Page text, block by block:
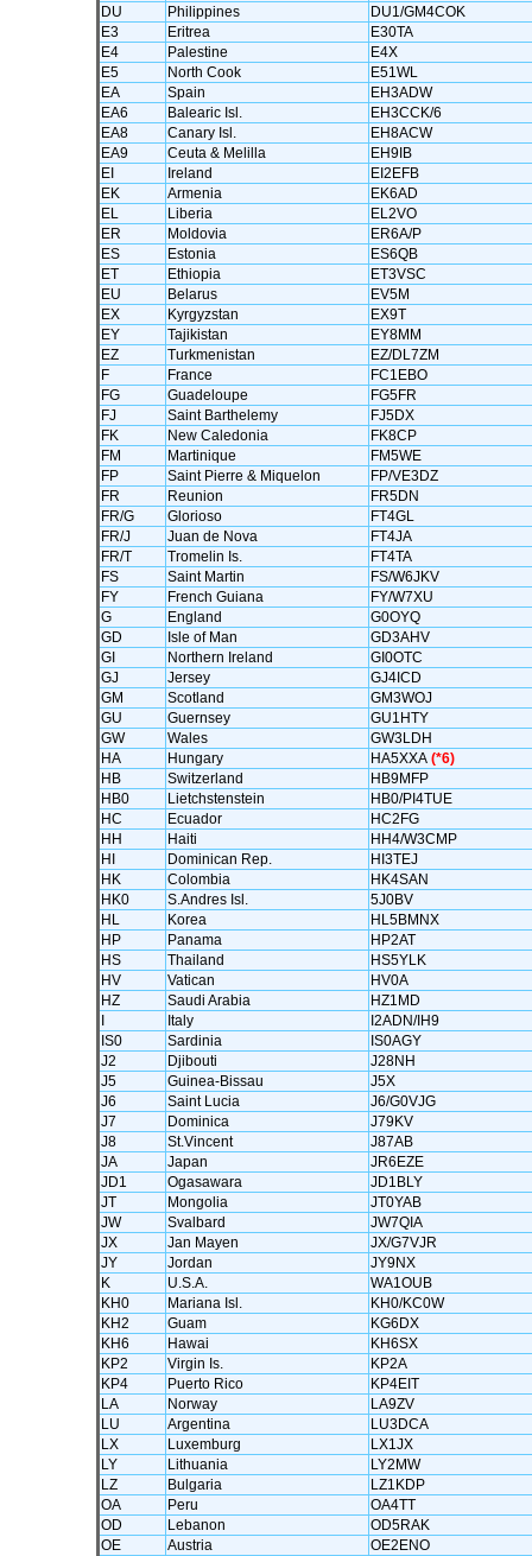
DU
Philippines
DU1/GM4COK
E3
Eritrea
E30TA
E4
Palestine
E4X
E5
North Cook
E51WL
EA
Spain
EH3ADW
EA6
Balearic Isl.
EH3CCK/6
EA8
Canary Isl.
EH8ACW
EA9
Ceuta & Melilla
EH9IB
EI
Ireland
EI2EFB
EK
Armenia
EK6AD
EL
Liberia
EL2VO
ER
Moldovia
ER6A/P
ES
Estonia
ES6QB
ET
Ethiopia
ET3VSC
EU
Belarus
EV5M
EX
Kyrgyzstan
EX9T
EY
Tajikistan
EY8MM
EZ
Turkmenistan
EZ/DL7ZM
F
France
FC1EBO
FG
Guadeloupe
FG5FR
FJ
Saint Barthelemy
FJ5DX
FK
New Caledonia
FK8CP
FM
Martinique
FM5WE
FP
Saint Pierre & Miquelon
FP/VE3DZ
FR
Reunion
FR5DN
FR/G
Glorioso
FT4GL
FR/J
Juan de Nova
FT4JA
FR/T
Tromelin Is.
FT4TA
FS
Saint Martin
FS/W6JKV
FY
French Guiana
FY/W7XU
G
England
G0OYQ
GD
Isle of Man
GD3AHV
GI
Northern Ireland
GI0OTC
GJ
Jersey
GJ4ICD
GM
Scotland
GM3WOJ
GU
Guernsey
GU1HTY
GW
Wales
GW3LDH
HA
Hungary HA5XXA (*6)
HB
Switzerland
HB9MFP
HB0
Lietchstenstein
HB0/PI4TUE
HC
Ecuador
HC2FG
HH
Haiti
HH4/W3CMP
HI
Dominican Rep.
HI3TEJ
HK
Colombia
HK4SAN
HK0
S.Andres Isl.
5J0BV
HL
Korea
HL5BMNX
HP
Panama
HP2AT
HS
Thailand
HS5YLK
HV
Vatican
HV0A
HZ
Saudi Arabia
HZ1MD
Italy
I2ADN/IH9
IS0
Sardinia
IS0AGY
J2
Djibouti
J28NH
J5
Guinea-Bissau
J5X
J6
Saint Lucia
J6/G0VJG
J7
Dominica
J79KV
J8
St.Vincent
J87AB
JA
Japan
JR6EZE
JD1
Ogasawara
JD1BLY
JT
Mongolia
JT0YAB
JW
Svalbard
JW7QIA
JX
Jan Mayen
JX/G7VJR
JY
Jordan
JY9NX
K
U.S.A.
WA1OUB
KH0
Mariana Isl.
KH0/KC0W
KH2
Guam
KG6DX
KH6
Hawai
KH6SX
KP2
Virgin Is.
KP2A
KP4
Puerto Rico
KP4EIT
LA
Norway
LA9ZV
LU
Argentina
LU3DCA
LX
Luxemburg
LX1JX
LY
Lithuania
LY2MW
LZ
Bulgaria
LZ1KDP
OA
Peru
OA4TT
OD
Lebanon
OD5RAK
OE
Austria
OE2ENO